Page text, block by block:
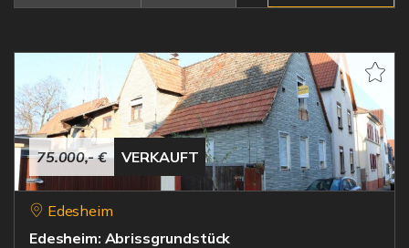
75.000,- € VERKAUFT
Edesheim
Edesheim: Abrissgrundstück